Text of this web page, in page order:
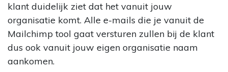
klant duidelijk ziet dat het vanuit jouw
organisatie komt. Alle e-mails die je vanuit de
Mailchimp tool gaat versturen zullen bij de klant
dus ook vanuit jouw eigen organisatie naam
aankomen.